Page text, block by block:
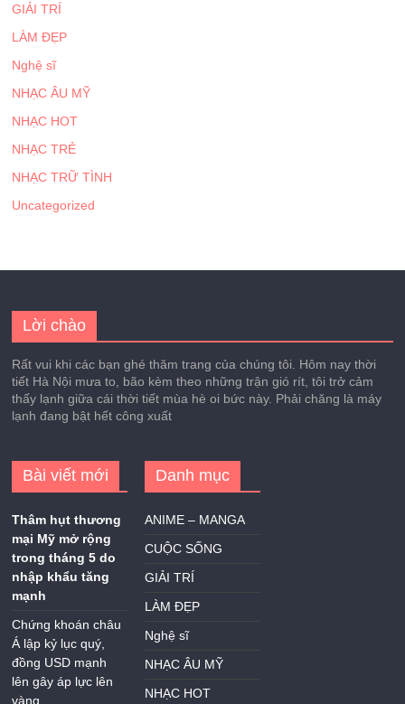
GIẢI TRÍ
LÀM ĐẸP
Nghệ sĩ
NHẠC ÂU MỸ
NHẠC HOT
NHẠC TRẺ
NHẠC TRỮ TÌNH
Uncategorized
Lời chào
Rất vui khi các bạn ghé thăm trang của chúng tôi. Hôm nay thời
tiết Hà Nội mưa to, bão kèm theo những trận gió rít, tôi trở cảm
thấy lạnh giữa cái thời tiết mùa hè oi bức này. Phải chăng là máy
lạnh đang bật hết công xuất
Bài viết mới
Thâm hụt thương
mại Mỹ mở rộng
trong tháng 5 do
nhập khẩu tăng
mạnh
Chứng khoán châu
Á lập kỷ lục quý,
đồng USD mạnh
lên gây áp lực lên
vàng
Danh mục
ANIME – MANGA
CUỘC SỐNG
GIẢI TRÍ
LÀM ĐẸP
Nghệ sĩ
NHẠC ÂU MỸ
NHẠC HOT